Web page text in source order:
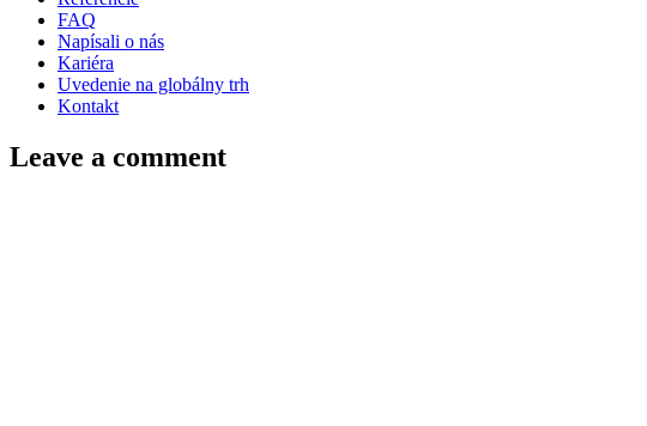
FAQ
Napísali o nás
Kariéra
Uvedenie na globálny trh
Kontakt
Leave a comment